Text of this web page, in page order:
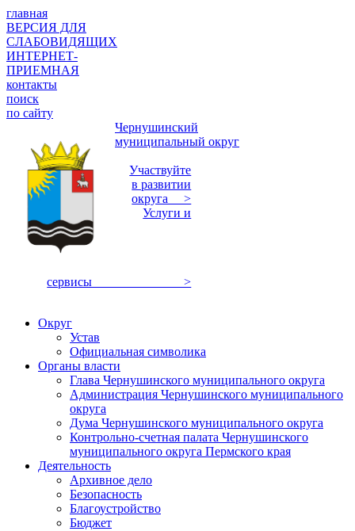
главная
ВЕРСИЯ ДЛЯ
СЛАБОВИДЯЩИХ
ИНТЕРНЕТ-
ПРИЕМНАЯ
контакты
поиск
по сайту
Чернушинский
муниципальный округ
Участвуйте
в развитии
округа >
Услуги и
сервисы >
Округ
Устав
Официальная символика
Органы власти
Глава Чернушинского муниципального округа
Администрация Чернушинского муниципального
округа
Дума Чернушинского муниципального округа
Контрольно-счетная палата Чернушинского
муниципального округа Пермского края
Деятельность
Архивное дело
Безопасность
Благоустройство
Бюджет